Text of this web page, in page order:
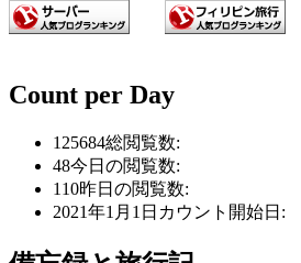
Count per Day
125684総閲覧数:
48今日の閲覧数:
110昨日の閲覧数:
2021年1月1日 カウント開始日: